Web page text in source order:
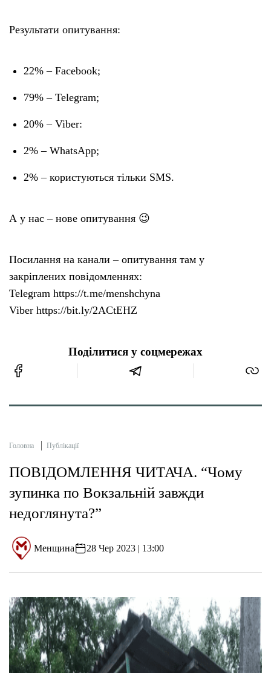
Результати опитування:
22% – Facebook;
79% – Telegram;
20% – Viber:
2% – WhatsApp;
2% – користуються тільки SMS.
А у нас – нове опитування 😉
Посилання на канали – опитування там у
закріплених повідомленнях:
Telegram https://t.me/menshchyna
Viber https://bit.ly/2ACtEHZ
Поділитися у соцмережах
Головна Публікації
ПОВІДОМЛЕННЯ ЧИТАЧА. “Чому
зупинка по Вокзальній завжди
недоглянута?”
Менщина 28 Чер 2023 | 13:00